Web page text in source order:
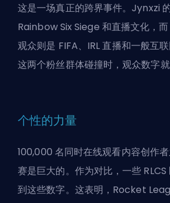
这是一场真正的跨界事件。Jynxzi
Rainbow Six Siege 和直播文化，
观众则是 FIFA、IRL 直播和一般互
这两个粉丝群体碰撞时，观众数字就
个性的力量
100,000 名同时在线观看内容创作者
赛是巨大的。作为对比，一些
到这些数字。这表明，Rocket